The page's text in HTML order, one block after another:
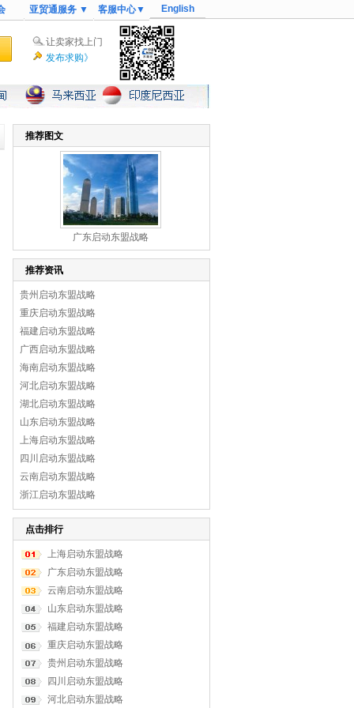
亚贸通服务 ▼ 客服中心▼ English
让卖家找上门
发布求购》
推荐图文
广东启动东盟战略
推荐资讯
贵州启动东盟战略
重庆启动东盟战略
福建启动东盟战略
广西启动东盟战略
海南启动东盟战略
河北启动东盟战略
湖北启动东盟战略
山东启动东盟战略
上海启动东盟战略
四川启动东盟战略
云南启动东盟战略
浙江启动东盟战略
点击排行
上海启动东盟战略
广东启动东盟战略
云南启动东盟战略
山东启动东盟战略
福建启动东盟战略
重庆启动东盟战略
贵州启动东盟战略
四川启动东盟战略
河北启动东盟战略